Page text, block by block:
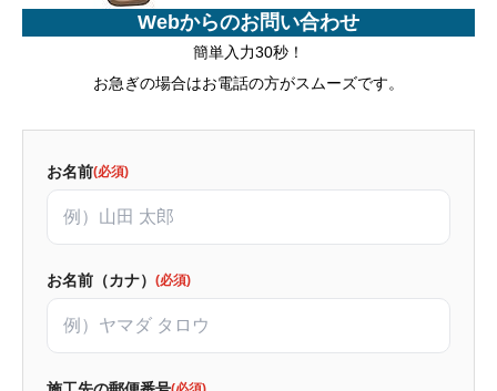
Webからのお問い合わせ
簡単入力30秒！
お急ぎの場合はお電話の方がスムーズです。
お名前(必須)
お名前（カナ） (必須)